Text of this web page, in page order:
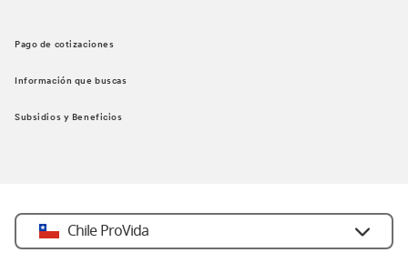
Pago de cotizaciones
Información que buscas
Subsidios y Beneficios
Chile ProVida